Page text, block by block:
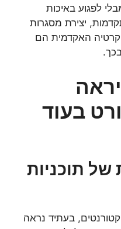
לפגוע באיכות
יצירת מסגרות
האקדמית הם
בעוד
של תוכניות
בעתיד נראה